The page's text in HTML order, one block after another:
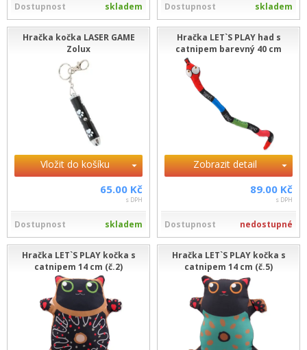
Dostupnost skladem Dostupnost skladem
Hračka kočka LASER GAME
Zolux
Vložit do košíku
65.00 Kč
s DPH
Dostupnost skladem
Hračka LET`S PLAY had s
catnipem barevný 40 cm
Zobrazit detail
89.00 Kč
s DPH
Dostupnost nedostupné
Hračka LET`S PLAY kočka s
catnipem 14 cm (č.2)
Hračka LET`S PLAY kočka s
catnipem 14 cm (č.5)